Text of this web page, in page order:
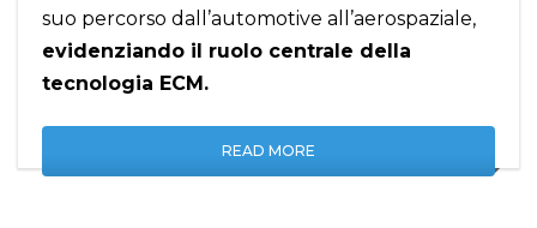
suo percorso dall’automotive all’aerospaziale,
evidenziando il ruolo centrale della
tecnologia ECM.
READ MORE